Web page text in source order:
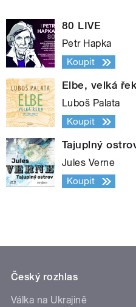
80 LIVE
Petr Hapka
Koupit
Elbe, velká
Luboš Palata
Koupit
Tajuplný
Jules Verne
Koupit
Český rozhlas
Válka na Ukrajině